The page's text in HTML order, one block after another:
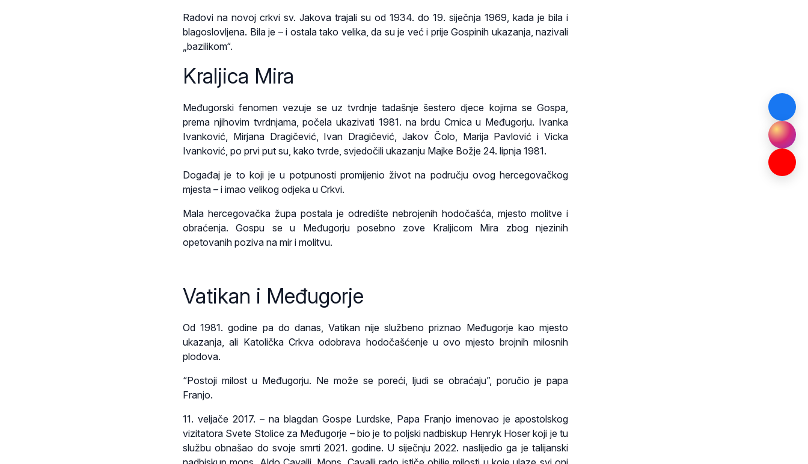
Radovi na novoj crkvi sv. Jakova trajali su od 1934. do 19. siječnja 1969, kada je bila i
blagoslovljena. Bila je – i ostala tako velika, da su je već i prije Gospinih ukazanja, nazivali
„bazilikom“.
Kraljica Mira
Međugorski fenomen vezuje se uz tvrdnje tadašnje šestero djece kojima se Gospa,
prema njihovim tvrdnjama, počela ukazivati 1981. na brdu Crnica u Međugorju. Ivanka
Ivanković, Mirjana Dragičević, Ivan Dragičević, Jakov Čolo, Marija Pavlović i Vicka
Ivanković, po prvi put su, kako tvrde, svjedočili ukazanju Majke Božje 24. lipnja 1981.
Događaj je to koji je u potpunosti promijenio život na području ovog hercegovačkog
mjesta – i imao velikog odjeka u Crkvi.
Mala hercegovačka župa postala je odredište nebrojenih hodočašća, mjesto molitve i
obraćenja. Gospu se u Međugorju posebno zove Kraljicom Mira zbog njezinih
opetovanih poziva na mir i molitvu.
Vatikan i Međugorje
Od 1981. godine pa do danas, Vatikan nije službeno priznao Međugorje kao mjesto
ukazanja, ali Katolička Crkva odobrava hodočašćenje u ovo mjesto brojnih milosnih
plodova.
“Postoji milost u Međugorju. Ne može se poreći, ljudi se obraćaju”, poručio je papa
Franjo.
11. veljače 2017. – na blagdan Gospe Lurdske, Papa Franjo imenovao je apostolskog
vizitatora Svete Stolice za Međugorje – bio je to poljski nadbiskup Henryk Hoser koji je tu
službu obnašao do svoje smrti 2021. godine. U siječnju 2022. naslijedio ga je talijanski